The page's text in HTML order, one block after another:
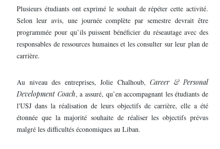
Plusieurs étudiants ont exprimé le souhait de répéter cette activité.
Selon leur avis, une journée complète par semestre devrait être
programmée pour qu’ils puissent bénéficier du réseautage avec des
responsables de ressources humaines et les consulter sur leur plan de
carrière.
Au niveau des entreprises, Jolie Chalhoub, Career & Personal
Development Coach, a assuré, qu’en accompagnant les étudiants de
l'USJ dans la réalisation de leurs objectifs de carrière, elle a été
étonnée que la majorité souhaite de réaliser les objectifs prévus
malgré les difficultés économiques au Liban.